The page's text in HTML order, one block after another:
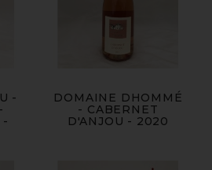
-
-
DOMAINE DHOMMÉ
- CABERNET
D'ANJOU - 2020